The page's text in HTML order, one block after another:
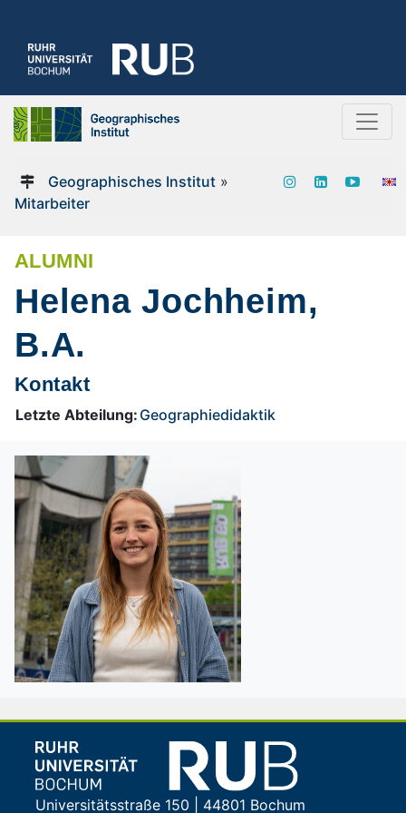
Geographisches Institut»
Mitarbeiter
ALUMNI
Helena Jochheim,
B.A.
Kontakt
Letzte Abteilung: Geographiedidaktik
Universitätsstraße 150 | 44801 Bochum